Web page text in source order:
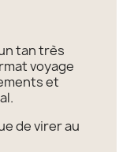
tan très
voyage
et
de virer au